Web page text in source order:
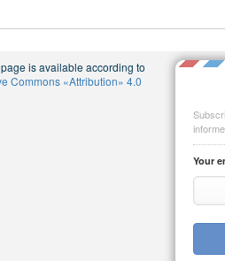
is available according to
Commons «Attribution» 4.0
Your